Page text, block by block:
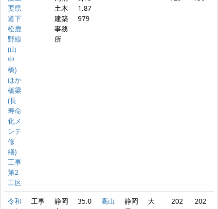
要県
道下
松鹿
野線
(山
中
橋)
ほか
橋梁
(長
寿命
化メ
ンテ
修
繕)
工事
第2
工区
土木
建築
事務
所
1.87
979
令和
工事
静岡
35.0
高山
静岡
大
202
202